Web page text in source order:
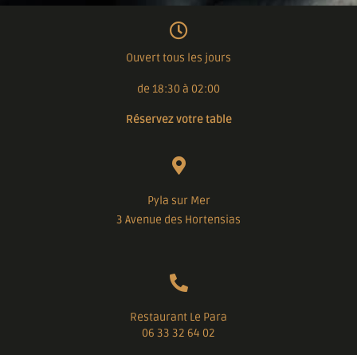
Ouvert tous les jours
de 18:30 à 02:00
Réservez votre table
Pyla sur Mer
3 Avenue des Hortensias
Restaurant Le Para
06 33 32 64 02